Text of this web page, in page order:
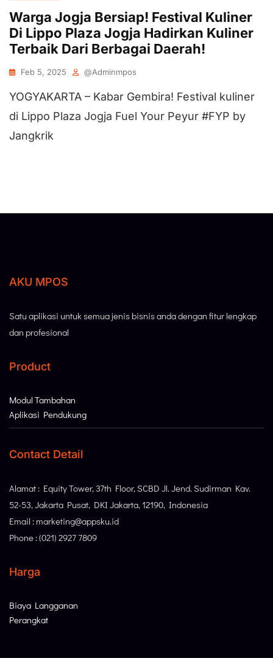
Warga Jogja Bersiap! Festival Kuliner
Di Lippo Plaza Jogja Hadirkan Kuliner
Terbaik Dari Berbagai Daerah!
Feb 5, 2025 @adminmpos
YOGYAKARTA – Kabar Gembira! Festival kuliner
di Lippo Plaza Jogja Fuel Your Peyur #FYP by
Jangkrik
AKU MPOS
Satu aplikasi untuk semua jenis bisnis anda dengan fitur lengkap
dan profesional
Product
Modul Tambahan
Aplikasi Pendukung
Contact Detail
Alamat : Equity Tower, 37th Floor, SCBD Jl. Jend. Sudirman Kav.
52-53, Jakarta Pusat, DKI Jakarta, 12190, Indonesia
Email : marketing@appsku.id
Phone : (021) 2927 7809
Harga
Biaya Langganan
Perangkat